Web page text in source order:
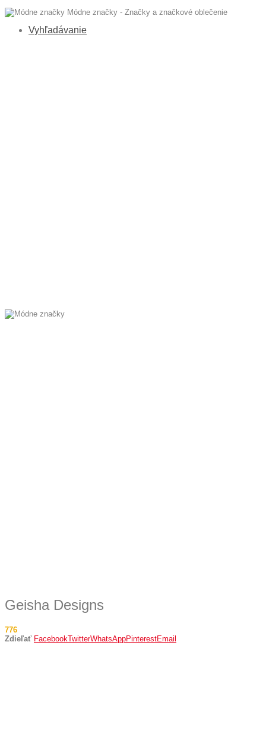
Módne značky - Značky a značkové oblečenie
Vyhľadávanie
Geisha Designs
776
Zdieľať FacebookTwitterWhatsAppPinterestEmail